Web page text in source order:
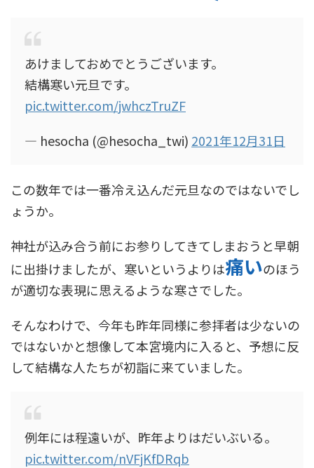
あけましておめでとうございます。
結構寒い元旦です。
pic.twitter.com/jwhczTruZF
— hesocha (@hesocha_twi) 2021年12月31日
この数年では一番冷え込んだ元旦なのではないでし
ょうか。
神社が込み合う前にお参りしてきてしまおうと早朝
に出掛けましたが、寒いというよりは痛いのほう
が適切な表現に思えるような寒さでした。
そんなわけで、今年も昨年同様に参拝者は少ないの
ではないかと想像して本宮境内に入ると、予想に反
して結構な人たちが初詣に来ていました。
例年には程遠いが、昨年よりはだいぶいる。
pic.twitter.com/nVFjKfDRqb